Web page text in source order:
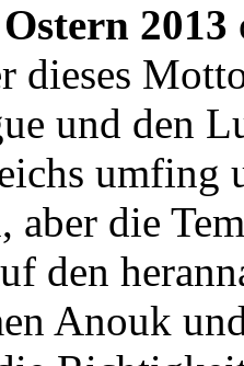
Ostern 2013
dieses
und den
umfing
aber die
den
Anouk